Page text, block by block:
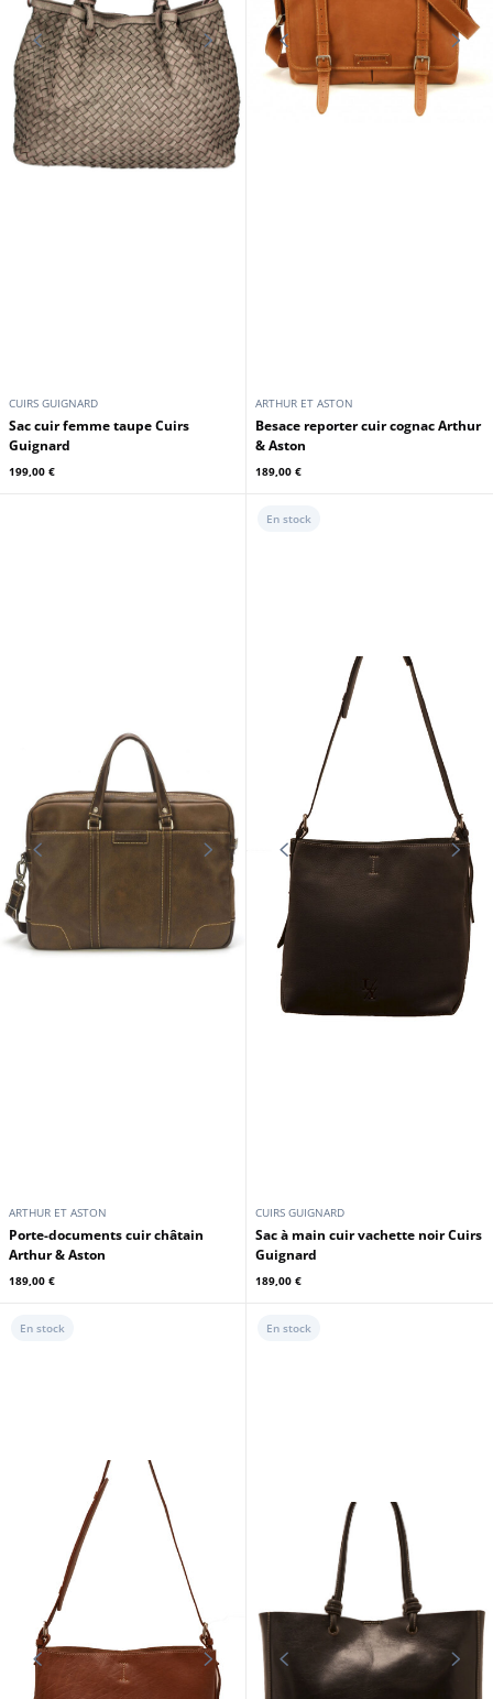
CUIRS GUIGNARD
Sac cuir femme taupe Cuirs
Guignard
199,00 €
ARTHUR ET ASTON
Besace reporter cuir cognac Arthur
& Aston
189,00 €
ARTHUR ET ASTON
Porte-documents cuir châtain
Arthur & Aston
189,00 €
CUIRS GUIGNARD
Sac à main cuir vachette noir Cuirs
Guignard
189,00 €
En stock
En stock En stock